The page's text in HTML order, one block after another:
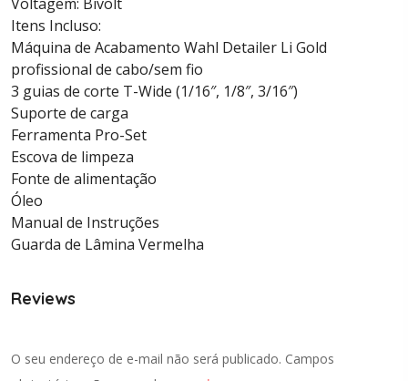
Itens Incluso:
Máquina de Acabamento Wahl Detailer Li Gold
profissional de cabo/sem fio
3 guias de corte T-Wide (1/16″, 1/8″, 3/16″)
Suporte de carga
Ferramenta Pro-Set
Escova de limpeza
Fonte de alimentação
Óleo
Manual de Instruções
Guarda de Lâmina Vermelha
Reviews
O seu endereço de e-mail não será publicado. Campos